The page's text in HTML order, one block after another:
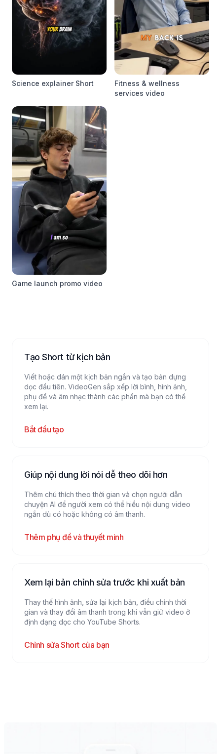
Science explainer Short
Fitness & wellness
services video
Game launch promo video
Tạo Short từ kịch bản
Viết hoặc dán một kịch bản ngắn và tạo bản dựng
dọc đầu tiên. VideoGen sắp xếp lời bình, hình ảnh,
phụ đề và âm nhạc thành các phần mà bạn có thể
xem lại.
Bắt đầu tạo
Giúp nội dung lời nói dễ theo dõi hơn
Thêm chú thích theo thời gian và chọn người dẫn
chuyện AI để người xem có thể hiểu nội dung video
ngắn dù có hoặc không có âm thanh.
Thêm phụ đề và thuyết minh
Xem lại bản chỉnh sửa trước khi xuất bản
Thay thế hình ảnh, sửa lại kịch bản, điều chỉnh thời
gian và thay đổi âm thanh trong khi vẫn giữ video ở
định dạng dọc cho YouTube Shorts.
Chỉnh sửa Short của bạn